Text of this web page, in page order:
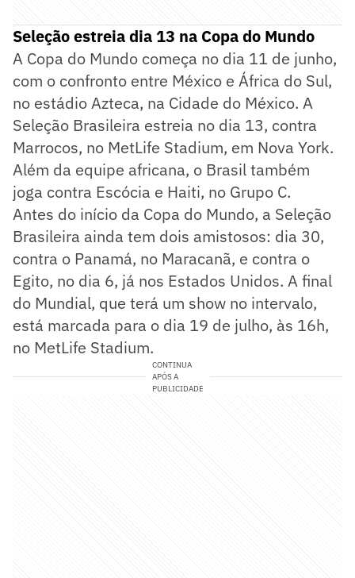
Seleção estreia dia 13 na Copa do Mundo
A Copa do Mundo começa no dia 11 de junho,
com o confronto entre México e África do Sul,
no estádio Azteca, na Cidade do México. A
Seleção Brasileira estreia no dia 13, contra
Marrocos, no MetLife Stadium, em Nova York.
Além da equipe africana, o Brasil também
joga contra Escócia e Haiti, no Grupo C.
Antes do início da Copa do Mundo, a Seleção
Brasileira ainda tem dois amistosos: dia 30,
contra o Panamá, no Maracanã, e contra o
Egito, no dia 6, já nos Estados Unidos. A final
do Mundial, que terá um show no intervalo,
está marcada para o dia 19 de julho, às 16h,
no MetLife Stadium.
CONTINUA
APÓS A
PUBLICIDADE